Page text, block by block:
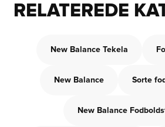
RELATEREDE
New Balance Tekela
New Balance Sorte
New Balance